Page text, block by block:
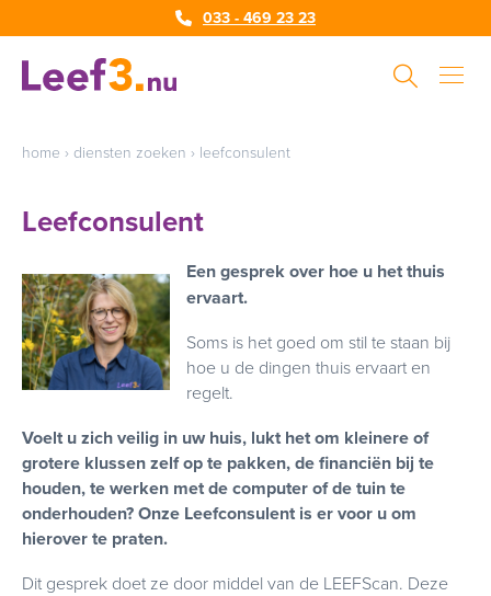
033 - 469 23 23
home › diensten zoeken › leefconsulent
Leefconsulent
Een gesprek over hoe u het thuis
ervaart.
Soms is het goed om stil te staan bij
hoe u de dingen thuis ervaart en
regelt.
Voelt u zich veilig in uw huis, lukt het om kleinere of
grotere klussen zelf op te pakken, de financiën bij te
houden, te werken met de computer of de tuin te
onderhouden? Onze Leefconsulent is er voor u om
hierover te praten.
Dit gesprek doet ze door middel van de LEEFScan. Deze